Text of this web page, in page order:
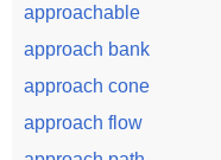
approachable
approach bank
approach cone
approach flow